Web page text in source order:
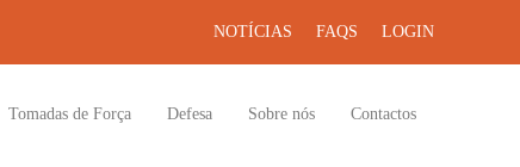
NOTÍCIAS FAQS LOGIN
Tomadas de Força Defesa Sobre nós Contactos